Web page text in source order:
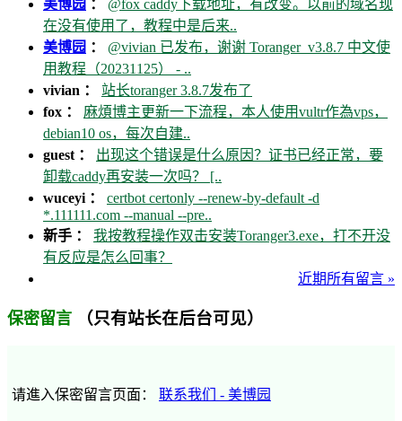
美博园 ： @fox caddy下载地址，有改变。以前的域名现
在没有使用了，教程中是后来..
美博园 ： @vivian 已发布，谢谢 Toranger_v3.8.7 中文使
用教程（20231125） - ..
vivian ： 站长toranger 3.8.7发布了
fox ： 麻煩博主更新一下流程，本人使用vultr作為vps，
debian10 os，每次自建..
guest ： 出现这个错误是什么原因？证书已经正常，要
卸载caddy再安装一次吗？ [..
wuceyi ： certbot certonly --renew-by-default -d
*.111111.com --manual --pre..
新手 ： 我按教程操作双击安装Toranger3.exe，打不开没
有反应是怎么回事？
近期所有留言 »
保密留言 （只有站长在后台可见）
请進入保密留言页面： 联系我们 - 美博园